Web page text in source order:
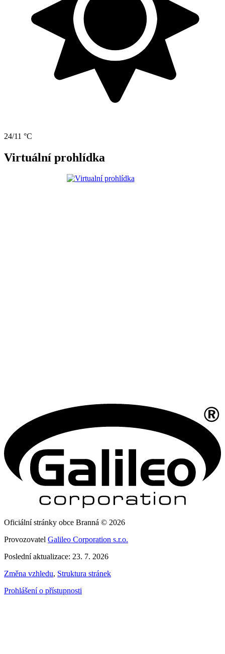
24/11 °C
Virtuální prohlídka
Oficiální stránky obce Branná © 2026
Provozovatel Galileo Corporation s.r.o.
Poslední aktualizace: 23. 7. 2026
Změna vzhledu, Struktura stránek
Prohlášení o přístupnosti